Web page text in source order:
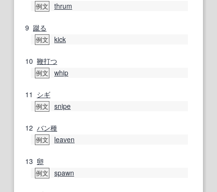
例文 thrum
9 蹴る
例文 kick
10 鞭打つ
例文 whip
11 シギ
例文 snipe
12 バン種
例文 leaven
13 卵
例文 spawn